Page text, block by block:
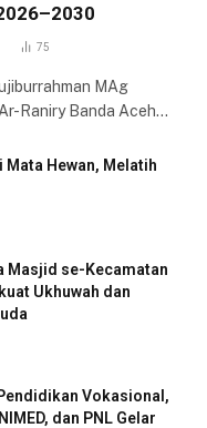
75
MAg
Raniry Banda Aceh…
Hewan, Melatih
Masjid se-Kecamatan
Ukhuwah dan
Vokasional,
dan PNL Gelar